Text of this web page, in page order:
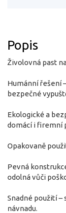
Popis
Živolovná past
Humánní řešení
bezpečné
Ekologické a
domácí i firemní
Opakovaně
Pevná
odolná vůči
Snadné použití –
návnadu.